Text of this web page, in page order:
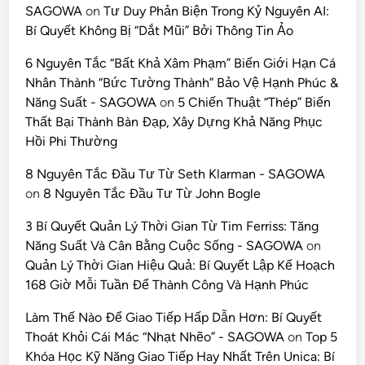
SAGOWA onTư Duy Phản Biện Trong Kỷ Nguyên AI:
Bí Quyết Không Bị “Dắt Mũi” Bởi Thông Tin Ảo
6 Nguyên Tắc “Bất Khả Xâm Phạm” Biến Giới Hạn Cá
Nhân Thành “Bức Tường Thành” Bảo Vệ Hạnh Phúc &
Năng Suất - SAGOWA on 5 Chiến Thuật “Thép” Biến
Thất Bại Thành Bàn Đạp, Xây Dựng Khả Năng Phục
Hồi Phi Thường
8 Nguyên Tắc Đầu Tư Từ Seth Klarman - SAGOWA
on 8 Nguyên Tắc Đầu Tư Từ John Bogle
3 Bí Quyết Quản Lý Thời Gian Từ Tim Ferriss: Tăng
Năng Suất Và Cân Bằng Cuộc Sống - SAGOWA on
Quản Lý Thời Gian Hiệu Quả: Bí Quyết Lập Kế Hoạch
168 Giờ Mỗi Tuần Để Thành Công Và Hạnh Phúc
Làm Thế Nào Để Giao Tiếp Hấp Dẫn Hơn: Bí Quyết
Thoát Khỏi Cái Mác “Nhạt Nhẽo” - SAGOWA onTop 5
Khóa Học Kỹ Năng Giao Tiếp Hay Nhất Trên Unica: Bí